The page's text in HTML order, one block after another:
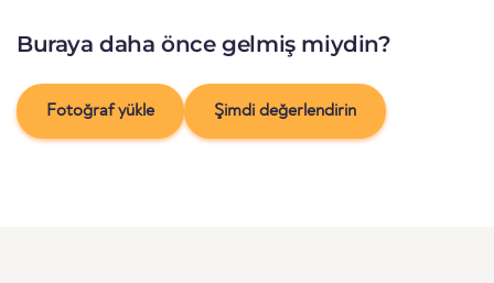
Buraya daha önce gelmiş miydin?
Fotoğraf yükle Şimdi değerlendirin